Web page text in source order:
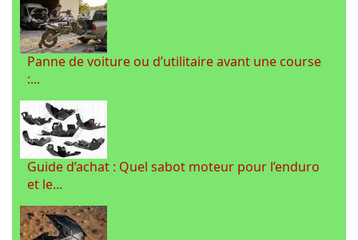
Panne de voiture ou d’utilitaire avant une course
:...
Guide d’achat : Quel sabot moteur pour l’enduro
et le...